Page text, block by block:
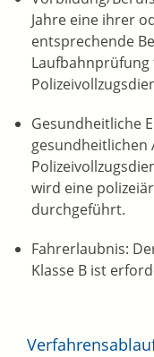
Jahre eine ihrer
entsprechende
Gesundheitliche
gesundheitlichen
wird eine
durchgeführt.
Fahrerlaubnis:
Klasse B ist